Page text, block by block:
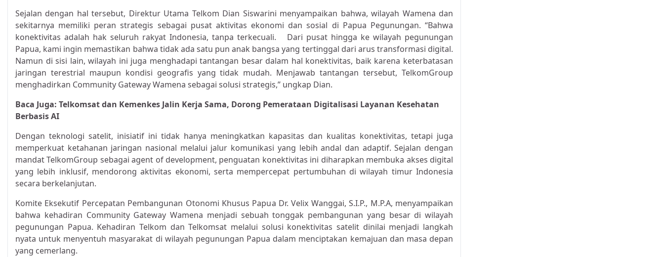
Sejalan dengan hal tersebut, Direktur Utama Telkom Dian Siswarini menyampaikan bahwa, wilayah Wamena dan
sekitarnya memiliki peran strategis sebagai pusat aktivitas ekonomi dan sosial di Papua Pegunungan. “Bahwa
konektivitas adalah hak seluruh rakyat Indonesia, tanpa terkecuali. Dari pusat hingga ke wilayah pegunungan
Papua, kami ingin memastikan bahwa tidak ada satu pun anak bangsa yang tertinggal dari arus transformasi digital.
Namun di sisi lain, wilayah ini juga menghadapi tantangan besar dalam hal konektivitas, baik karena keterbatasan
jaringan terestrial maupun kondisi geografis yang tidak mudah. Menjawab tantangan tersebut, TelkomGroup
menghadirkan Community Gateway Wamena sebagai solusi strategis,” ungkap Dian.
Baca Juga: Telkomsat dan Kemenkes Jalin Kerja Sama, Dorong Pemerataan Digitalisasi Layanan Kesehatan
Berbasis AI
Dengan teknologi satelit, inisiatif ini tidak hanya meningkatkan kapasitas dan kualitas konektivitas, tetapi juga
memperkuat ketahanan jaringan nasional melalui jalur komunikasi yang lebih andal dan adaptif. Sejalan dengan
mandat TelkomGroup sebagai agent of development, penguatan konektivitas ini diharapkan membuka akses digital
yang lebih inklusif, mendorong aktivitas ekonomi, serta mempercepat pertumbuhan di wilayah timur Indonesia
secara berkelanjutan.
Komite Eksekutif Percepatan Pembangunan Otonomi Khusus Papua Dr. Velix Wanggai, S.I.P., M.P.A, menyampaikan
bahwa kehadiran Community Gateway Wamena menjadi sebuah tonggak pembangunan yang besar di wilayah
pegunungan Papua. Kehadiran Telkom dan Telkomsat melalui solusi konektivitas satelit dinilai menjadi langkah
nyata untuk menyentuh masyarakat di wilayah pegunungan Papua dalam menciptakan kemajuan dan masa depan
yang cemerlang.